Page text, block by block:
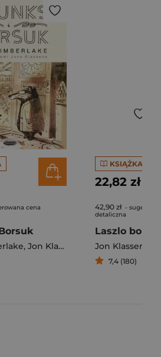
cena
, Jon Klassen
KSIĄŻKA
22,82 zł
42,90 zł -
detaliczna
Jon Klassen
7,4 (180)